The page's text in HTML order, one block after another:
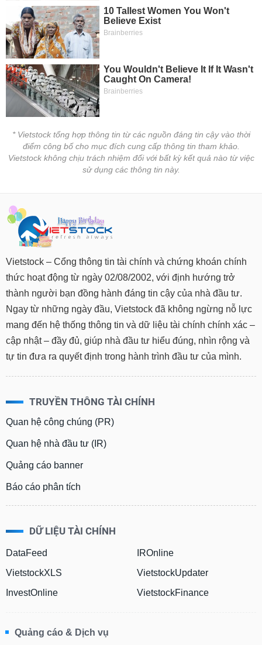
* Vietstock tổng hợp thông tin từ các nguồn đáng tin cậy vào thời
điểm công bố cho mục đích cung cấp thông tin tham khảo.
Vietstock không chịu trách nhiệm đối với bất kỳ kết quả nào từ việc
sử dụng các thông tin này.
Vietstock – Cổng thông tin tài chính và chứng khoán chính
thức hoạt động từ ngày 02/08/2002, với định hướng trở
thành người bạn đồng hành đáng tin cậy của nhà đầu tư.
Ngay từ những ngày đầu, Vietstock đã không ngừng nỗ lực
mang đến hệ thống thông tin và dữ liệu tài chính chính xác –
cập nhật – đầy đủ, giúp nhà đầu tư hiểu đúng, nhìn rộng và
tự tin đưa ra quyết định trong hành trình đầu tư của mình.
TRUYỀN THÔNG TÀI CHÍNH
Quan hệ công chúng (PR)
Quan hệ nhà đầu tư (IR)
Quảng cáo banner
Báo cáo phân tích
DỮ LIỆU TÀI CHÍNH
DataFeed
VietstockXLS
InvestOnline
IROnline
VietstockUpdater
VietstockFinance
Quảng cáo & Dịch vụ
Công
cụ
đầu
tư
Truyền
thông
Dữ
tài
chính